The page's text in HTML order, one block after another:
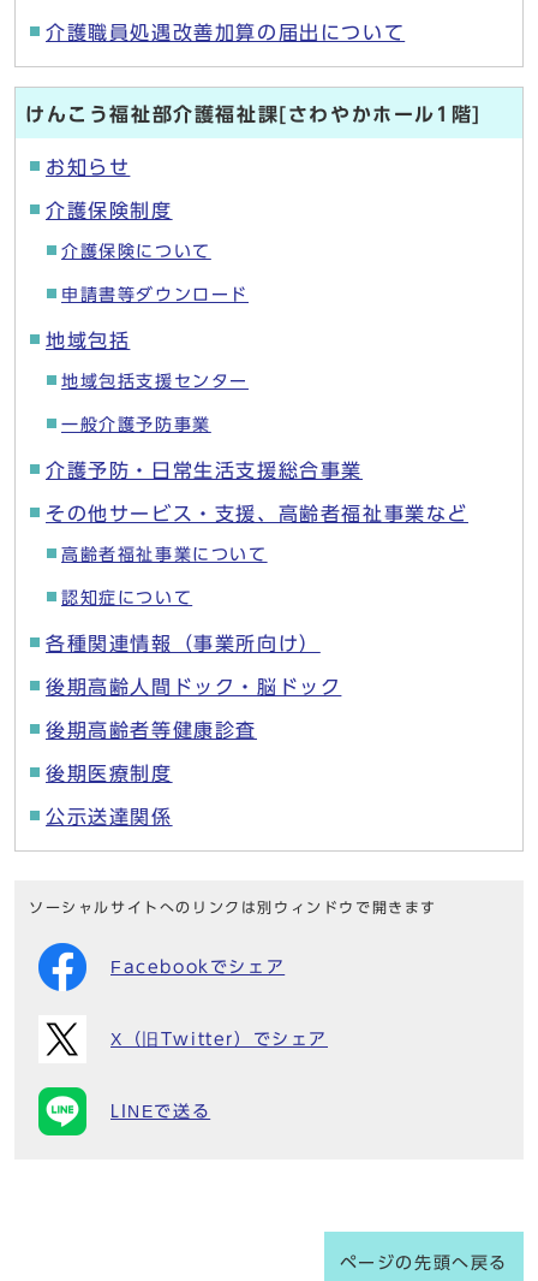
介護職員処遇改善加算の届出について
けんこう福祉部介護福祉課[さわやかホール1階]
お知らせ
介護保険制度
介護保険について
申請書等ダウンロード
地域包括
地域包括支援センター
一般介護予防事業
介護予防・日常生活支援総合事業
その他サービス・支援、高齢者福祉事業など
高齢者福祉事業について
認知症について
各種関連情報（事業所向け）
後期高齢人間ドック・脳ドック
後期高齢者等健康診査
後期医療制度
公示送達関係
ソーシャルサイトへのリンクは別ウィンドウで開きます
Facebookでシェア
X（旧Twitter）でシェア
LINEで送る
ページの先頭へ戻る